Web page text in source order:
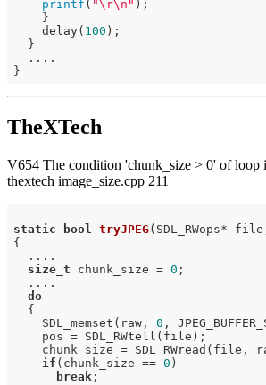
printf ( "\r\n" );
    }
    delay(
100 );
  }
  ....
TheXTech
V654 The condition 'chunk_size > 0' of loop
thextech image_size.cpp 211
static bool tryJPEG(SDL_RWops*
{
  ....
size_t chunk_size = 0 ;
  ....
do
  {
    SDL_memset(raw,
0 ,
    pos = SDL_RWtell(file);
chunk_size = SDL_RWread(file,
if (chunk_size == 0 )
break;